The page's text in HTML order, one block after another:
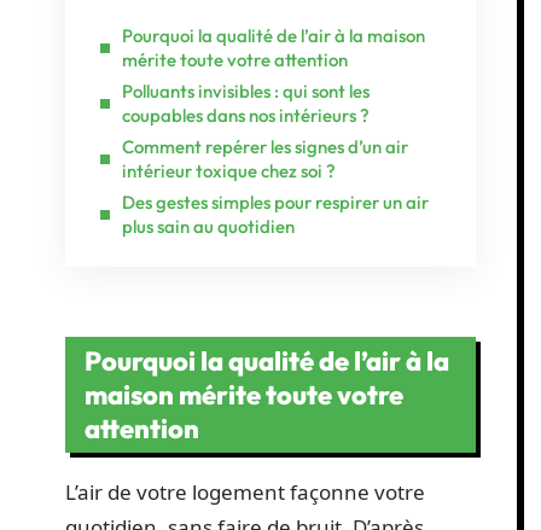
Pourquoi la qualité de l’air à la maison
mérite toute votre attention
Polluants invisibles : qui sont les
coupables dans nos intérieurs ?
Comment repérer les signes d’un air
intérieur toxique chez soi ?
Des gestes simples pour respirer un air
plus sain au quotidien
Pourquoi la qualité de l’air à la
maison mérite toute votre
attention
L’air de votre logement façonne votre